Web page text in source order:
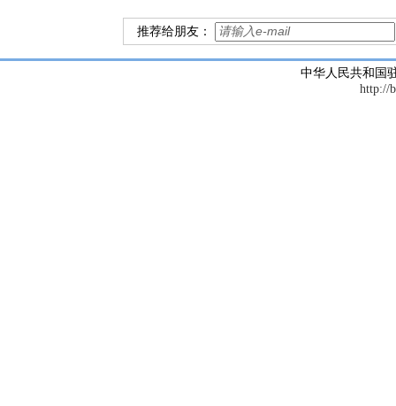
推荐给朋友：
中华人民共和国
http://